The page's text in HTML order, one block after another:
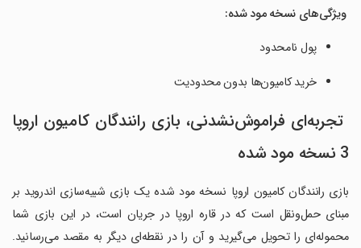
‏ ویژگی‌های نسخه مود شده:
پول نامحدود
خرید کامیون‌ها بدون محدودیت
‏ تجربه‌ای فراموش‌نشدنی، بازی رانندگان کامیون اروپا
3 نسخه مود شده
بازی رانندگان کامیون اروپا نسخه مود شده یک بازی شبیه‌سازی اندروید بر
مبنای حمل‌ونقل است که در قاره اروپا در جریان است، در این بازی شما
محموله‌ای را تحویل می‌گیرید و آن را در نقطه‌ای دیگر به مقصد می‌رسانید.